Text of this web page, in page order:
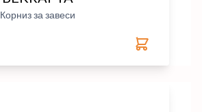
Корниз за завеси